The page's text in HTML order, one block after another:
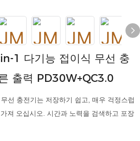
1 다기능 접이식 무선 충
출력 PD30W+QC3.0
선 충전기는 저장하기 쉽고, 매우 걱정스럽
져 오십시오. 시간과 노력을 검색하고 포장